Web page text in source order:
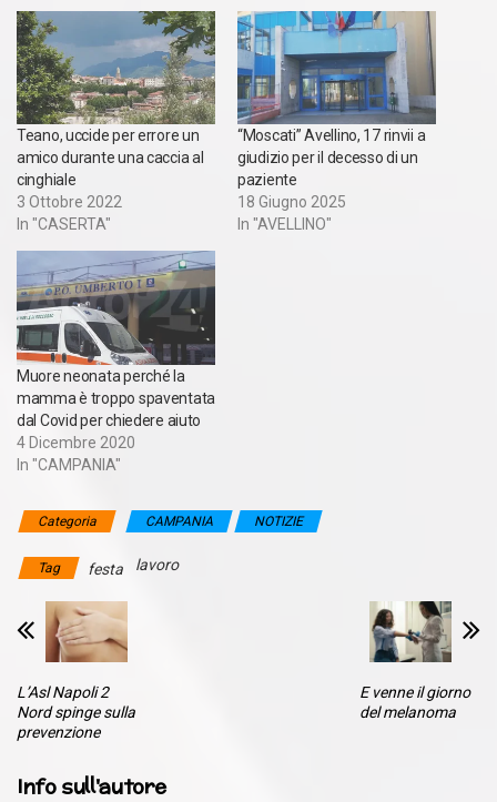
Teano, uccide per errore un
amico durante una caccia al
cinghiale
3 Ottobre 2022
In "CASERTA"
“Moscati” Avellino, 17 rinvii a
giudizio per il decesso di un
paziente
18 Giugno 2025
In "AVELLINO"
Muore neonata perché la
mamma è troppo spaventata
dal Covid per chiedere aiuto
4 Dicembre 2020
In "CAMPANIA"
Categoria CAMPANIA NOTIZIE
Tag festa lavoro
L’Asl Napoli 2
Nord spinge sulla
prevenzione
E venne il giorno
del melanoma
Info sull'autore